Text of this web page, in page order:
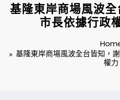
基隆東岸商場風波
市長依據行政
基隆東岸商場風波全台皆知，
權力